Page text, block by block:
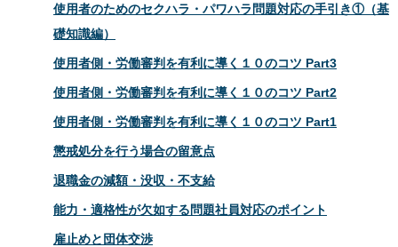
使用者のためのセクハラ・パワハラ問題対応の手引き①（基
礎知識編）
使用者側・労働審判を有利に導く１０のコツ Part3
使用者側・労働審判を有利に導く１０のコツ Part2
使用者側・労働審判を有利に導く１０のコツ Part1
懲戒処分を行う場合の留意点
退職金の減額・没収・不支給
能力・適格性が欠如する問題社員対応のポイント
雇止めと団体交渉